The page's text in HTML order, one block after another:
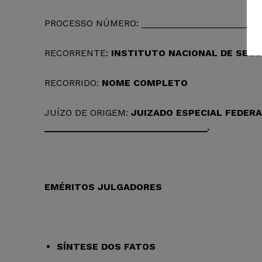
PROCESSO NÚMERO:
RECORRENTE: INSTITUTO NACIONAL DE
RECORRIDO: NOME COMPLETO
JUÍZO DE ORIGEM: JUIZADO ESPECIAL
_______________________________.
EMÉRITOS JULGADORES
SÍNTESE DOS FATOS